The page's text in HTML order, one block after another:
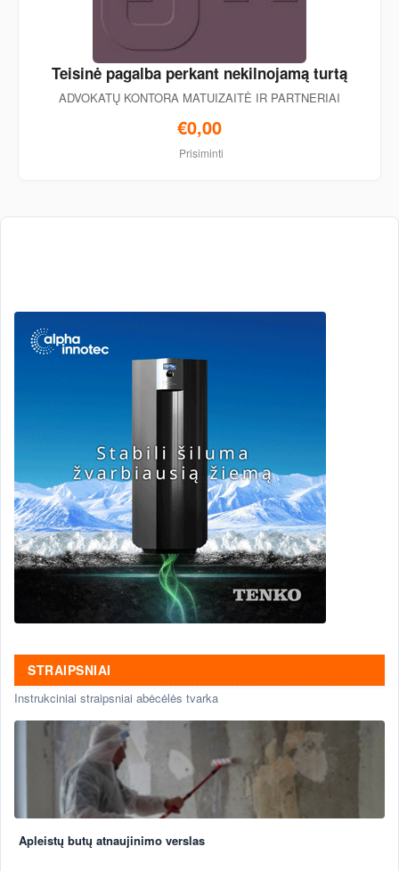
Teisinė pagalba perkant nekilnojamą turtą
ADVOKATŲ KONTORA MATUIZAITĖ IR PARTNERIAI
€0,00
Prisiminti
STRAIPSNIAI
Instrukciniai straipsniai abėcėlės tvarka
Apleistų butų atnaujinimo verslas